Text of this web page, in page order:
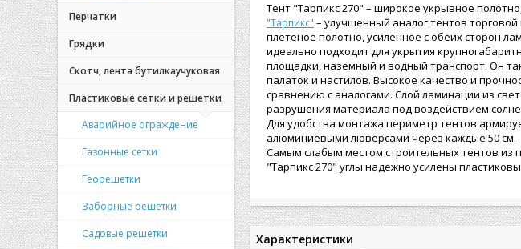
Перчатки
Грядки
Скотч, лента бутилкаучуковая
Пластиковые сетки и решетки
Аварийное ограждение
Газонные сетки
Георешетки
Заборные решетки
Садовые решетки
Тент "Тарпикс 270" – широкое укрывное
"Тарпикс" – улучшенный аналог тентов торговой
плетеное полотно, усиленное с обеих сторон
идеально подходит для укрытия
площадки, наземный и водный транспорт. Он
палаток и настилов. Высокое качество и
сравнению с аналогами. Слой ламинации из
разрушения материала под воздействием
Для удобства монтажа периметр тентов
алюминиевыми люверсами через каждые 50 см.
Самым слабым местом строительных тентов из
"Тарпикс 270" углы надежно усилены
Характеристики